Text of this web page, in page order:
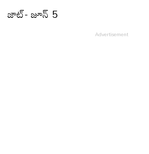
జాట్‌- జూన్‌ 5